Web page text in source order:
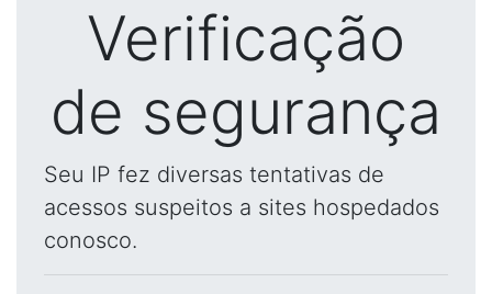
Verificação
de segurança
Seu IP fez diversas tentativas de
acessos suspeitos a sites hospedados
conosco.